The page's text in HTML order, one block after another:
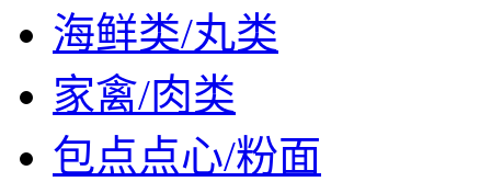
海鲜类/丸类
家禽/肉类
包点点心/粉面